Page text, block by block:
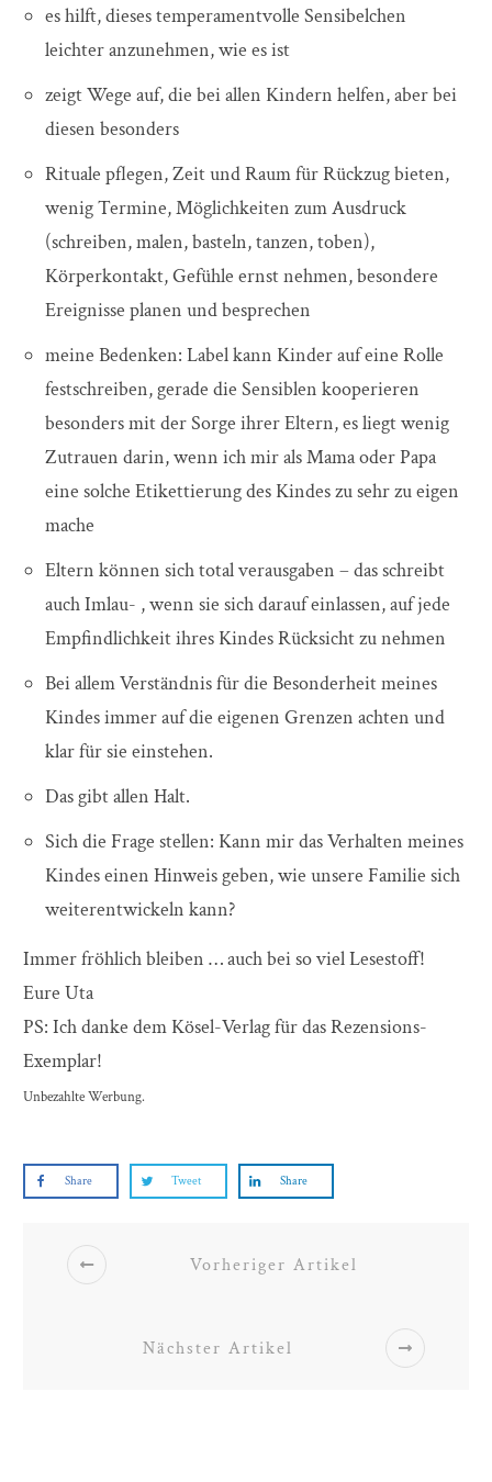
es hilft, dieses temperamentvolle Sensibelchen
leichter anzunehmen, wie es ist
zeigt Wege auf, die bei allen Kindern helfen, aber bei
diesen besonders
Rituale pflegen, Zeit und Raum für Rückzug bieten,
wenig Termine, Möglichkeiten zum Ausdruck
(schreiben, malen, basteln, tanzen, toben),
Körperkontakt, Gefühle ernst nehmen, besondere
Ereignisse planen und besprechen
meine Bedenken: Label kann Kinder auf eine Rolle
festschreiben, gerade die Sensiblen kooperieren
besonders mit der Sorge ihrer Eltern, es liegt wenig
Zutrauen darin, wenn ich mir als Mama oder Papa
eine solche Etikettierung des Kindes zu sehr zu eigen
mache
Eltern können sich total verausgaben – das schreibt
auch Imlau- , wenn sie sich darauf einlassen, auf jede
Empfindlichkeit ihres Kindes Rücksicht zu nehmen
Bei allem Verständnis für die Besonderheit meines
Kindes immer auf die eigenen Grenzen achten und
klar für sie einstehen.
Das gibt allen Halt.
Sich die Frage stellen: Kann mir das Verhalten meines
Kindes einen Hinweis geben, wie unsere Familie sich
weiterentwickeln kann?
Immer fröhlich bleiben … auch bei so viel Lesestoff!
Eure Uta
PS: Ich danke dem Kösel-Verlag für das Rezensions-
Exemplar!
Unbezahlte Werbung.
Share Tweet Share
Vorheriger Artikel
Nächster Artikel